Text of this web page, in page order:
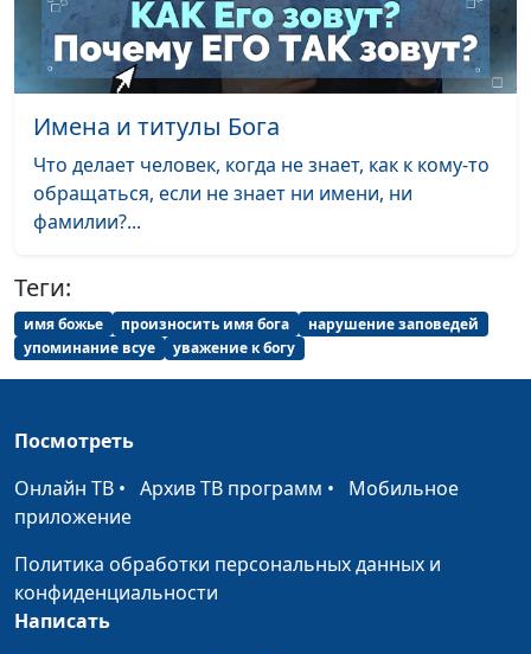
образование Иосифа
Кириченко,
священнослужитель
Голос совести всегда
верен?
Андрей Юнак,
священнослужитель
#580
Религия - беда
человечества
Андрей Юнак,
Библия только для
взрослых?
Максим Каминский,
священнослужитель
не попасть в ад?
Верить или доверять
Богу?
Андрей Юнак,
священнослужитель
Недостойный
Имена и титулы Бога
Что делает человек, когда не знает, как к кому-то
обращаться, если не знает ни имени, ни
фамилии?...
Теги:
имя божье произносить имя бога
нарушение заповедей
упоминание всуе
уважение к богу
Посмотреть
Онлайн ТВ • Архив ТВ программ • Мобильное
приложение
Политика обработки персональных данных и
конфиденциальности
Написать